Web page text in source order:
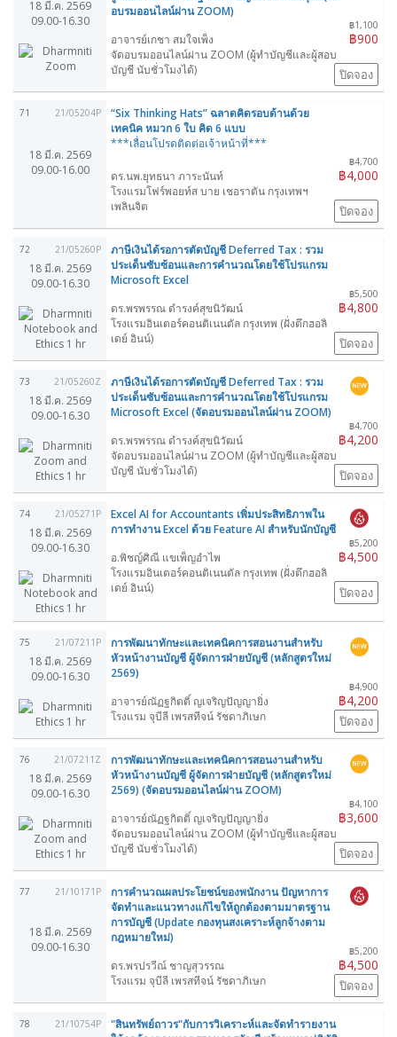
18 มี.ค. 2569
09.00-16.30
อบรมออนไลน์ผ่าน ZOOM)
฿1,100
฿900
อาจารย์เกชา สมใจเพ็ง
จัดอบรมออนไลน์ผ่าน ZOOM (ผู้ทำบัญชีและผู้สอบ
บัญชี นับชั่วโมงได้)
ปิดจอง
71 21/05204P
18 มี.ค. 2569
09.00-16.00
“Six Thinking Hats” ฉลาดคิดรอบด้านด้วย
เทคนิค หมวก 6 ใบ คิด 6 แบบ
***เลื่อนโปรดติดต่อเจ้าหน้าที่***
฿4,700
฿4,000
ดร.นพ.ยุทธนา ภาระนันท์
โรงแรมโฟร์พอยท์ส บาย เชอราตัน กรุงเทพฯ
เพลินจิต
ปิดจอง
72 21/05260P
18 มี.ค. 2569
09.00-16.30
ภาษีเงินได้รอการตัดบัญชี Deferred Tax : รวม
ประเด็นซับซ้อนและการคำนวณโดยใช้โปรแกรม
Microsoft Excel
฿5,500
฿4,800
ดร.พรพรรณ ดำรงค์สุขนิวัฒน์
โรงแรมอินเตอร์คอนติเนนตัล กรุงเทพ (ฝั่งตึกฮอลิ
เดย์ อินน์)
ปิดจอง
73 21/05260Z
18 มี.ค. 2569
09.00-16.30
ภาษีเงินได้รอการตัดบัญชี Deferred Tax : รวม
ประเด็นซับซ้อนและการคำนวณโดยใช้โปรแกรม
Microsoft Excel (จัดอบรมออนไลน์ผ่าน ZOOM)
฿4,700
฿4,200
ดร.พรพรรณ ดำรงค์สุขนิวัฒน์
จัดอบรมออนไลน์ผ่าน ZOOM (ผู้ทำบัญชีและผู้สอบ
บัญชี นับชั่วโมงได้)
ปิดจอง
74 21/05271P
18 มี.ค. 2569
09.00-16.30
Excel AI for Accountants เพิ่มประสิทธิภาพใน
การทำงาน Excel ด้วย Feature AI สำหรับนักบัญชี
฿5,200
฿4,500
อ.พิชญ์ศิณี แขเพ็ญอำไพ
โรงแรมอินเตอร์คอนติเนนตัล กรุงเทพ (ฝั่งตึกฮอลิ
เดย์ อินน์)
ปิดจอง
75 21/07211P
18 มี.ค. 2569
09.00-16.30
การพัฒนาทักษะและเทคนิคการสอนงานสำหรับ
หัวหน้างานบัญชี ผู้จัดการฝ่ายบัญชี (หลักสูตรใหม่
2569)
฿4,900
฿4,200
อาจารย์ณัฏฐกิตติ์ ญเจริญปัญญายิ่ง
โรงแรม จุบีลี เพรสทีจน์ รัชดาภิเษก
ปิดจอง
76 21/07211Z
18 มี.ค. 2569
09.00-16.30
การพัฒนาทักษะและเทคนิคการสอนงานสำหรับ
หัวหน้างานบัญชี ผู้จัดการฝ่ายบัญชี (หลักสูตรใหม่
2569) (จัดอบรมออนไลน์ผ่าน ZOOM)
฿4,100
฿3,600
อาจารย์ณัฏฐกิตติ์ ญเจริญปัญญายิ่ง
จัดอบรมออนไลน์ผ่าน ZOOM (ผู้ทำบัญชีและผู้สอบ
บัญชี นับชั่วโมงได้)
ปิดจอง
77 21/10171P
18 มี.ค. 2569
09.00-16.30
การคำนวณผลประโยชน์ของพนักงาน ปัญหาการ
จัดทำและแนวทางแก้ไขให้ถูกต้องตามมาตรฐาน
การบัญชี (Update กองทุนสงเคราะห์ลูกจ้างตาม
กฎหมายใหม่)
฿5,200
฿4,500
ดร.พรปรวีณ์ ชาญสุวรรณ
โรงแรม จุบีลี เพรสทีจน์ รัชดาภิเษก
ปิดจอง
78 21/10754P
"สินทรัพย์ถาวร"กับการวิเคราะห์และจัดทำรายงาน